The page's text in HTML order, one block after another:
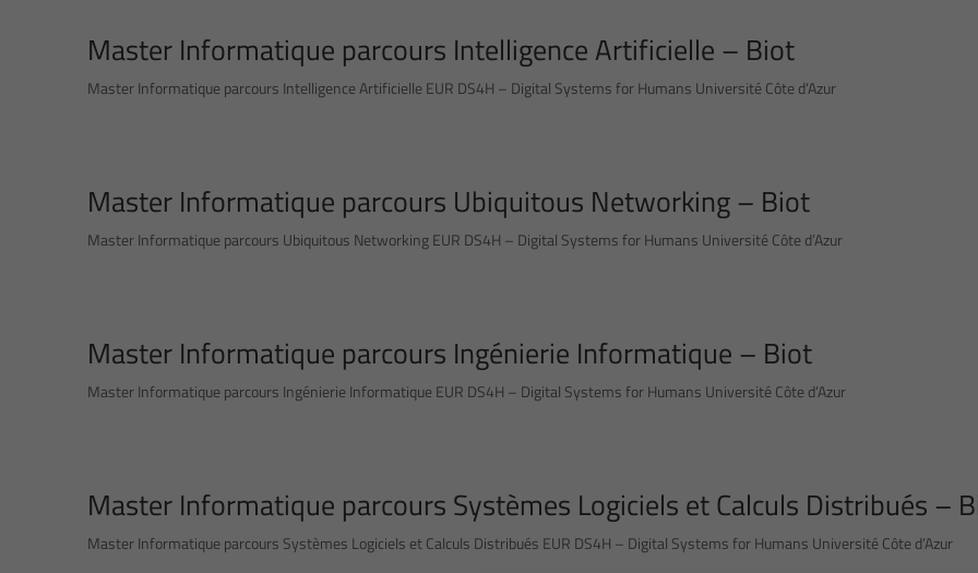
Master Informatique parcours Intelligence Artificielle – Biot
Master Informatique parcours Intelligence Artificielle EUR DS4H – Digital Systems for Humans Université Côte d’Azur
Master Informatique parcours Ubiquitous Networking – Biot
Master Informatique parcours Ubiquitous Networking EUR DS4H – Digital Systems for Humans Université Côte d’Azur
Master Informatique parcours Ingénierie Informatique – Biot
Master Informatique parcours Ingénierie Informatique EUR DS4H – Digital Systems for Humans Université Côte d’Azur
Master Informatique parcours Systèmes Logiciels et Calculs Distribués –
Master Informatique parcours Systèmes Logiciels et Calculs Distribués EUR DS4H – Digital Systems for Humans Université Côte d’Azur